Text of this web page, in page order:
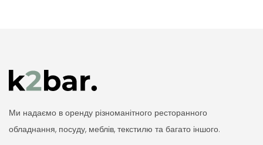
Ми надаємо в оренду різноманітного ресторанного
обладнання, посуду, меблів, текстилю та багато іншого.